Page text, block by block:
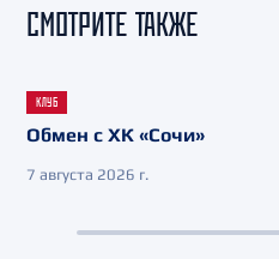
СМОТРИТЕ ТАКЖЕ
КЛУБ
Обмен с ХК «Сочи»
7 августа 2026 г.